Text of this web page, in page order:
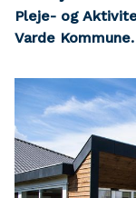
Pleje- og
Varde Kommune.